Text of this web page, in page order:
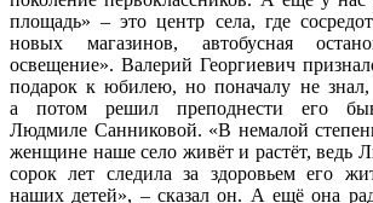
площадь» – это центр села, где
новых магазинов, автобусная
освещение». Валерий Георгиевич
подарок к юбилею, но поначалу не знал,
а потом решил преподнести его
Людмиле Санниковой. «В немалой
женщине наше село живёт и растёт, ведь
сорок лет следила за здоровьем его
наших детей», – сказал он. А ещё она